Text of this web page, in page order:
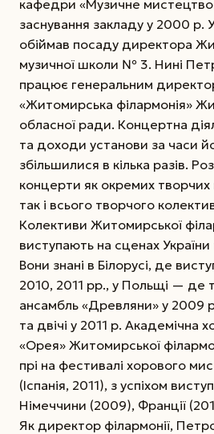
кафедри «Музичне
заснування закладу у 2000 р.
обіймав посаду директора
музичної школи № 3. Нині
працює генеральним
«Житомирська філармонія»
обласної ради. Концертна
та доходи установи за часи
збільшилися в кілька разів.
концерти як окремих творчих
так і всього творчого
Колективи Житомирської
виступають на сценах
Вони знані в Білорусі, де
2010, 2011 рр., у Польщі — де
ансамбль «Древляни» у 2009
та двічі у 2011 р. Академічна
«Орея» Житомирської
прі на фестивалі хорового
(Іспанія, 2011), з успіхом
Німеччини (2009), Франції
Як директор філармонії,